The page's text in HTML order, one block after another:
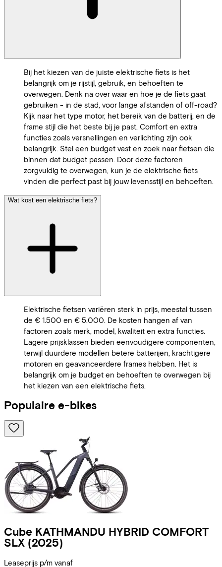
Bij het kiezen van de juiste elektrische fiets is het
belangrijk om je rijstijl, gebruik, en behoeften te
overwegen. Denk na over waar en hoe je de fiets gaat
gebruiken - in de stad, voor lange afstanden of off-road?
Kijk naar het type motor, het bereik van de batterij, en de
frame stijl die het beste bij je past. Comfort en extra
functies zoals versnellingen en verlichting zijn ook
belangrijk. Stel een budget vast en zoek naar fietsen die
binnen dat budget passen. Door deze factoren
zorgvuldig te overwegen, kun je de elektrische fiets
vinden die perfect past bij jouw levensstijl en behoeften.
Wat kost een elektrische fiets?
Elektrische fietsen variëren sterk in prijs, meestal tussen
de € 1.500 en € 5.000. De kosten hangen af van
factoren zoals merk, model, kwaliteit en extra functies.
Lagere prijsklassen bieden eenvoudigere componenten,
terwijl duurdere modellen betere batterijen, krachtigere
motoren en geavanceerdere frames hebben. Het is
belangrijk om je budget en behoeften te overwegen bij
het kiezen van een elektrische fiets.
Populaire e-bikes
Cube KATHMANDU HYBRID COMFORT
SLX (2025)
Leaseprijs p/m vanaf